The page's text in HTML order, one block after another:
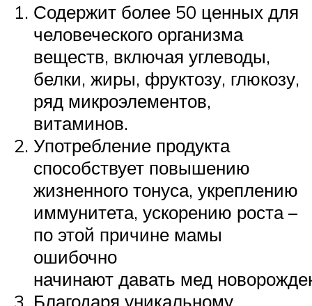
Содержит более 50 ценных для
человеческого организма
веществ, включая углеводы,
белки, жиры, фруктозу, глюкозу,
ряд микроэлементов,
витаминов.
Употребление продукта
способствует повышению
жизненного тонуса, укреплению
иммунитета, ускорению роста –
по этой причине мамы
ошибочно
начинают давать мед
Благодаря уникальному